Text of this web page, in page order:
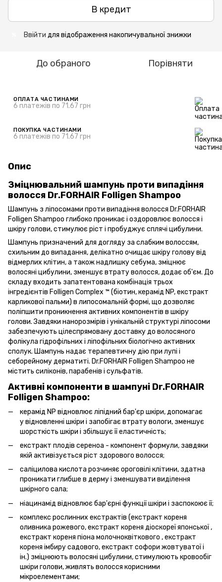
В кредит
Ввійти для відображення накопичувальної знижки
До обраного Порівняти
ОПЛАТА ЧАСТИНАМИ
6 платежів по 71.67 грн
ПОКУПКА ЧАСТИНАМИ
6 платежів по 71.67 грн
Опис
Зміцнювальний шампунь проти випадіння
волосся Dr.FORHAIR Folligen Shampoo
Шампунь з ліпосомами проти випадіння волосся Dr.FORHAIR
Folligen Shampoo глибоко проникає і оздоровлює волосся і
шкіру голови, стимулює ріст і пробуджує сплячі цибулини.
Шампунь призначений для догляду за слабким волоссям,
схильним до випадання, делікатно очищає шкіру голову від
відмерлих клітин, а також надлишку себума, зміцнює
волосяні цибулини, зменшує втрату волосся, додає об'єм. До
складу входить запатентована комбінація трьох
інгредієнтів Folligen Complex ™ (біотин, керамід NP, екстракт
карликової пальми) в липосомальній формі, що дозволяє
поліпшити проникнення активних компонентів в шкіру
голови. Завдяки нанорозмірів і унікальній структурі ліпосоми
забезпечують цілеспрямовану доставку до волосяного
фолікула гідрофільних і ліпофільних біологічно активних
сполук. Шампунь надає терапевтичну дію при лупі і
себорейному дерматиті. Dr.FORHAIR Folligen Shampoo не
містить силіконів, парабенів і сульфатів.
Активні компоненти в шампуні Dr.FORHAIR
Folligen Shampoo:
керамід NP відновлює ліпідний бар'єр шкіри, допомагає
у відновленні шкіри і запобігає втрату вологи, зменшує
шорсткість шкіри і збільшує її еластичність;
екстракт плодів сереноа - компонент формули, завдяки
якій активізується ріст здорового волосся;
саліцилова кислота розчиняє ороговілі клітини, здатна
проникати глибше в дерму і зменшувати виділення
шкірного сала;
ніацинамід відновлює бар'єрні функції шкіри і заспокоює її;
комплекс рослинних екстрактів (екстракт кореня
оливника рожевого, екстракт кореня діоскореї японської ,
екстракт кореня піона молочноквіткового , екстракт
кореня імбиру садового, екстракт софори жовтуватої і
ін.) зміцнюють волосяні цибулини, стимулюють кровообіг
шкіри голови, живлять волосся корисними
мікроелементами;